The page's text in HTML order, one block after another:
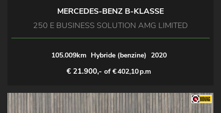
MERCEDES-BENZ B-KLASSE
250 E BUSINESS SOLUTION AMG LIMITED
105.009km Hybride (benzine) 2020
€ 21.900,- of €402,10p.m